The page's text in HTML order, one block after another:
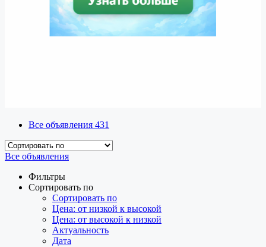
Все объявления 431
Все объявления
Фильтры
Сортировать по
Сортировать по
Цена: от низкой к высокой
Цена: от высокой к низкой
Актуальность
Дата